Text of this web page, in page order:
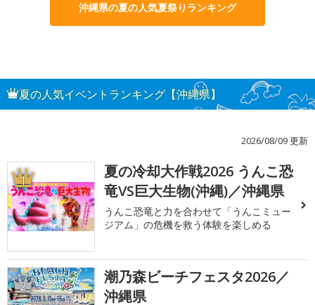
沖縄県の夏の人気夏祭りランキング
夏の人気イベントランキング【沖縄県】
2026/08/09 更新
1
夏の冷却大作戦2026 うんこ恐
竜VS巨大生物(沖縄)／沖縄県
うんこ恐竜と力を合わせて「うんこミュー
ジアム」の危機を救う体験を楽しめる
2
潮乃森ビーチフェスタ2026／
沖縄県